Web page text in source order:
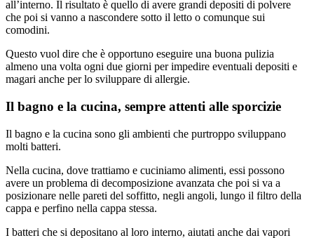
all’interno. Il risultato è quello di avere grandi depositi di polvere
che poi si vanno a nascondere sotto il letto o comunque sui
comodini.
Questo vuol dire che è opportuno eseguire una buona pulizia
almeno una volta ogni due giorni per impedire eventuali depositi e
magari anche per lo sviluppare di allergie.
Il bagno e la cucina, sempre attenti alle sporcizie
Il bagno e la cucina sono gli ambienti che purtroppo sviluppano
molti batteri.
Nella cucina, dove trattiamo e cuciniamo alimenti, essi possono
avere un problema di decomposizione avanzata che poi si va a
posizionare nelle pareti del soffitto, negli angoli, lungo il filtro della
cappa e perfino nella cappa stessa.
I batteri che si depositano al loro interno, aiutati anche dai vapori